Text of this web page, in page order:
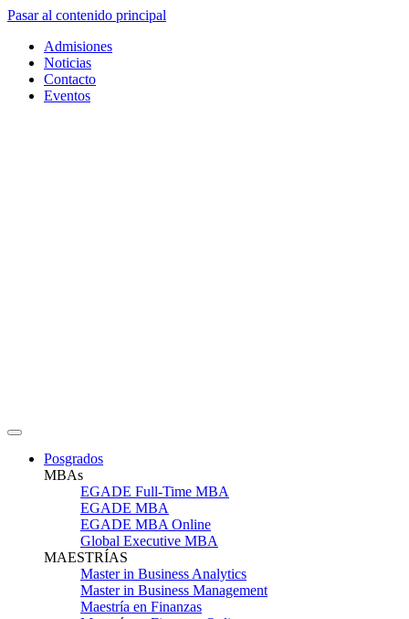
Pasar al contenido principal
Admisiones
Noticias
Contacto
Eventos
Posgrados
MBAs
EGADE Full-Time MBA
EGADE MBA
EGADE MBA Online
Global Executive MBA
MAESTRÍAS
Master in Business Analytics
Master in Business Management
Maestría en Finanzas